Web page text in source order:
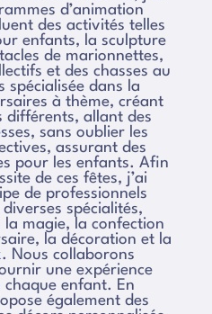
d’animation
des activités telles
enfants, la sculpture
de marionnettes,
et des chasses au
spécialisée dans la
à thème, créant
différents, allant des
sans oublier les
assurant des
pour les enfants. Afin
de ces fêtes, j’ai
de professionnels
spécialités,
la magie, la confection
la décoration et la
Nous collaborons
une expérience
chaque enfant. En
également des